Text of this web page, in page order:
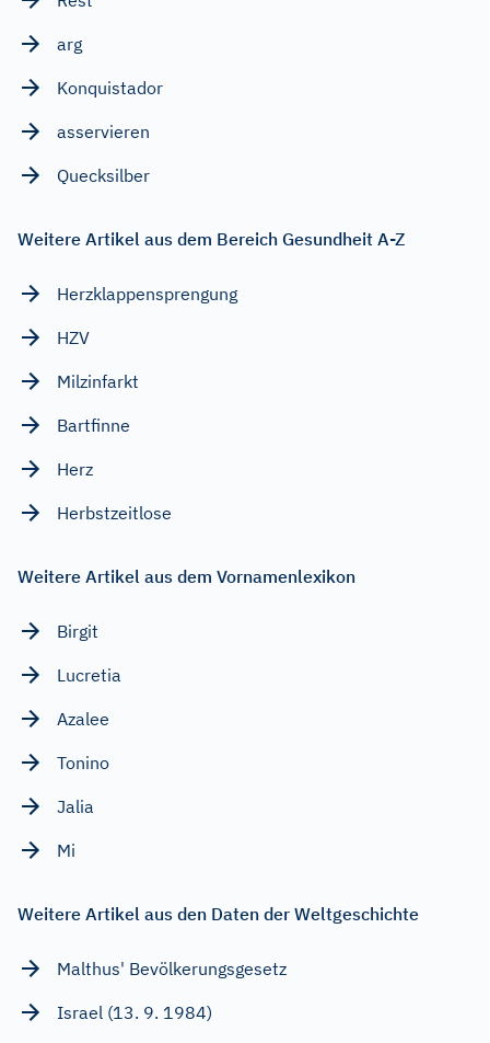
arg
Konquistador
asservieren
Quecksilber
Weitere Artikel aus dem Bereich Gesundheit A-Z
Herzklappensprengung
HZV
Milzinfarkt
Bartfinne
Herz
Herbstzeitlose
Weitere Artikel aus dem Vornamenlexikon
Birgit
Lucretia
Azalee
Tonino
Jalia
Mi
Weitere Artikel aus den Daten der Weltgeschichte
Malthus' Bevölkerungsgesetz
Israel (13. 9. 1984)